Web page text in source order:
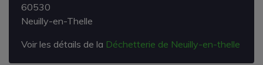
60530
Neuilly-en-Thelle
Voir les détails de la Déchetterie de Neuilly-en-thelle